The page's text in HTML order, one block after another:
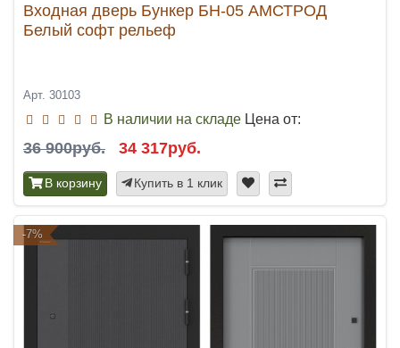
Входная дверь Бункер БН-05 АМСТРОД
Белый софт рельеф
Арт. 30103
В наличии на складе Цена от:
36 900руб. 34 317руб.
В корзину Купить в 1 клик
-7%